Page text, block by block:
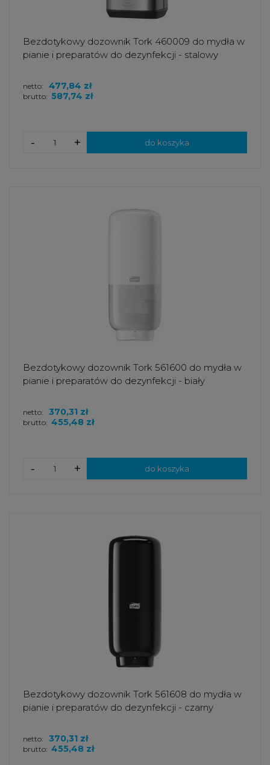
Bezdotykowy dozownik Tork 460009 do mydła w
pianie i preparatów do dezynfekcji - stalowy
brutto: 587,74 zł
netto: 477,84 zł
+
- do koszyka
Bezdotykowy dozownik Tork 561600 do mydła w
pianie i preparatów do dezynfekcji - biały
brutto: 455,48 zł
netto: 370,31 zł
+
- do koszyka
Bezdotykowy dozownik Tork 561608 do mydła w
pianie i preparatów do dezynfekcji - czarny
brutto: 455,48 zł
netto: 370,31 zł